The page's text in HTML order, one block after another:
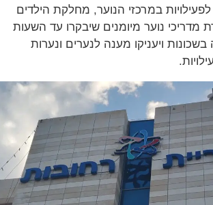
במרכזי הנוער, מחלקת הילדים
נוער מיומנים שיבקרו עד השעות
ויעניקו מענה לנערים ונערות